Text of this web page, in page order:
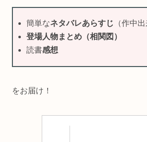
簡単なネタバレあらすじ （作中
登場人物まとめ（相関図）
読書感想
をお届け！